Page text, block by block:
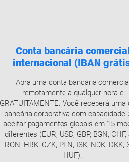
Conta bancária
internacional (IBAN
Abra uma conta bancária
remotamente a qualquer hora e
GRATUITAMENTE. Você receberá uma
bancária corporativa com capacidade
aceitar pagamentos globais em 15
diferentes (EUR, USD, GBP, BGN, CHF,
RON, HRK, CZK, PLN, ISK, NOK, DKK,
HUF).